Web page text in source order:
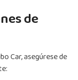
de
Car, asegúrese de